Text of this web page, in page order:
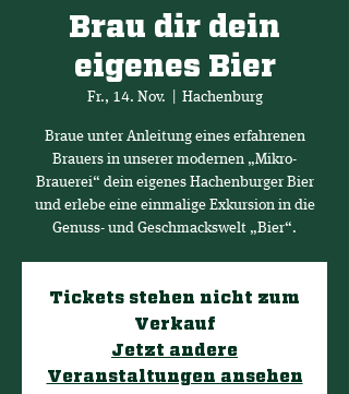
Brau dir dein
eigenes Bier
Fr., 14. Nov. Hachenburg
Braue unter Anleitung eines erfahrenen
Brauers in unserer modernen „Mikro-
Brauerei“ dein eigenes Hachenburger Bier
und erlebe eine einmalige Exkursion in die
Genuss- und Geschmackswelt „Bier“.
Tickets stehen nicht zum
Verkauf
Jetzt andere
Veranstaltungen ansehen